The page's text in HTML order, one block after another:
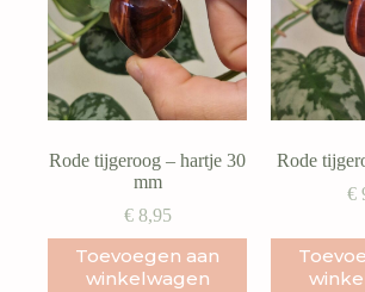
Rode tijgeroog – hartje 30
mm
€8,95
Toevoegen aan
winkelwagen
Rode
€